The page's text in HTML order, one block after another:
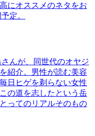
にオススメのネタをお
定。
んが、同世代のオヤジ
紹介。男性が読む美容
日ヒゲを剃らない女性
の道を志したという岳
ってのリアルそのもの